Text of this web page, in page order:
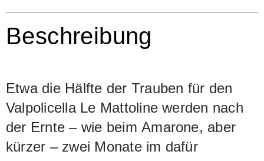
Beschreibung
Etwa die Hälfte der Trauben für den
Valpolicella Le Mattoline werden nach
der Ernte – wie beim Amarone, aber
kürzer – zwei Monate im dafür